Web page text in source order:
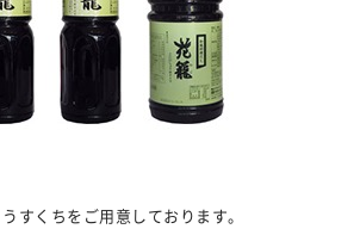
すくちをご用意しております。